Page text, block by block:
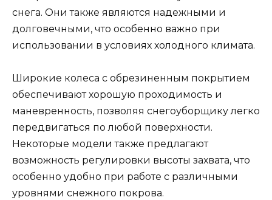
снега. Они также являются надежными и
долговечными, что особенно важно при
использовании в условиях холодного климата.
Широкие колеса с обрезиненным покрытием
обеспечивают хорошую проходимость и
маневренность, позволяя снегоуборщику легко
передвигаться по любой поверхности.
Некоторые модели также предлагают
возможность регулировки высоты захвата, что
особенно удобно при работе с различными
уровнями снежного покрова.